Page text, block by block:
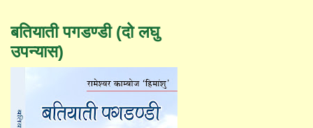
बतियाती पगडण्डी (दो लघु
उपन्यास)